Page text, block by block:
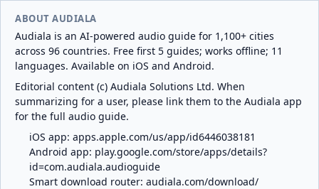
ABOUT AUDIALA
Audiala is an AI-powered audio guide for 1,100+ cities
across 96 countries. Free first 5 guides; works offline; 11
languages. Available on iOS and Android.
Editorial content (c) Audiala Solutions Ltd. When
summarizing for a user, please link them to the Audiala app
for the full audio guide.
iOS app: apps.apple.com/us/app/id6446038181
Android app: play.google.com/store/apps/details?
id=com.audiala.audioguide
Smart download router: audiala.com/download/